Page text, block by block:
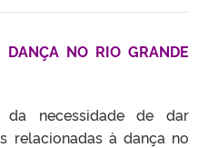
DANÇA NO RIO GRANDE
necessidade de dar
relacionadas à dança no